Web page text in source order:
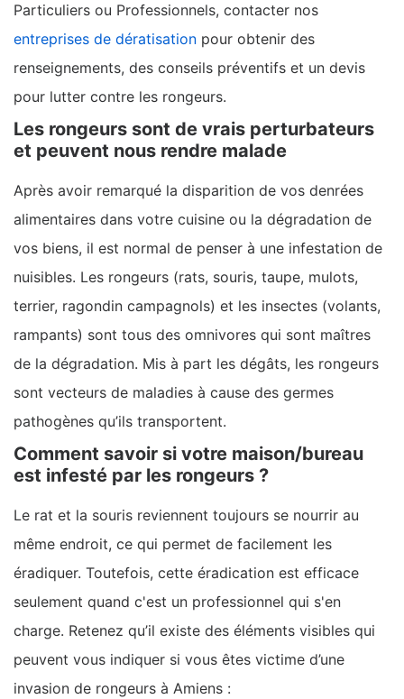
Particuliers ou Professionnels, contacter nos
entreprises de dératisation pour obtenir des
renseignements, des conseils préventifs et un devis
pour lutter contre les rongeurs.
Les rongeurs sont de vrais perturbateurs
et peuvent nous rendre malade
Après avoir remarqué la disparition de vos denrées
alimentaires dans votre cuisine ou la dégradation de
vos biens, il est normal de penser à une infestation de
nuisibles. Les rongeurs (rats, souris, taupe, mulots,
terrier, ragondin campagnols) et les insectes (volants,
rampants) sont tous des omnivores qui sont maîtres
de la dégradation. Mis à part les dégâts, les rongeurs
sont vecteurs de maladies à cause des germes
pathogènes qu’ils transportent.
Comment savoir si votre maison/bureau
est infesté par les rongeurs ?
Le rat et la souris reviennent toujours se nourrir au
même endroit, ce qui permet de facilement les
éradiquer. Toutefois, cette éradication est efficace
seulement quand c'est un professionnel qui s'en
charge. Retenez qu’il existe des éléments visibles qui
peuvent vous indiquer si vous êtes victime d’une
invasion de rongeurs à Amiens :